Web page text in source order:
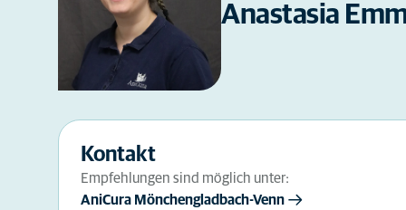
Anastasia
Kontakt
Empfehlungen sind möglich unter:
AniCura Mönchengladbach-Venn